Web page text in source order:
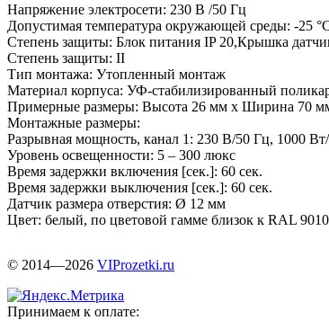
Напряжение электросети: 230 В /50 Гц
Допустимая температура окружающей среды: -25
Степень защиты: Блок питания IP 20,Крышка
Степень защиты: II
Тип монтажа: Утопленный монтаж
Материал корпуса: УФ-стабилизированный
Примерные размеры: Высота 26 мм x Ширина 70
Монтажные размеры:
Разрывная мощность, канал 1: 230 В/50 Гц, 1000
Уровень освещенности: 5 – 300 люкс
Время задержки включения [сек.]: 60 сек.
Время задержки выключения [сек.]: 60 сек.
Датчик размера отверстия: Ø 12 мм
Цвет: белый, по цветовой гамме близок к RAL 9010
© 2014—2026 VIProzetki.ru
Принимаем к оплате: